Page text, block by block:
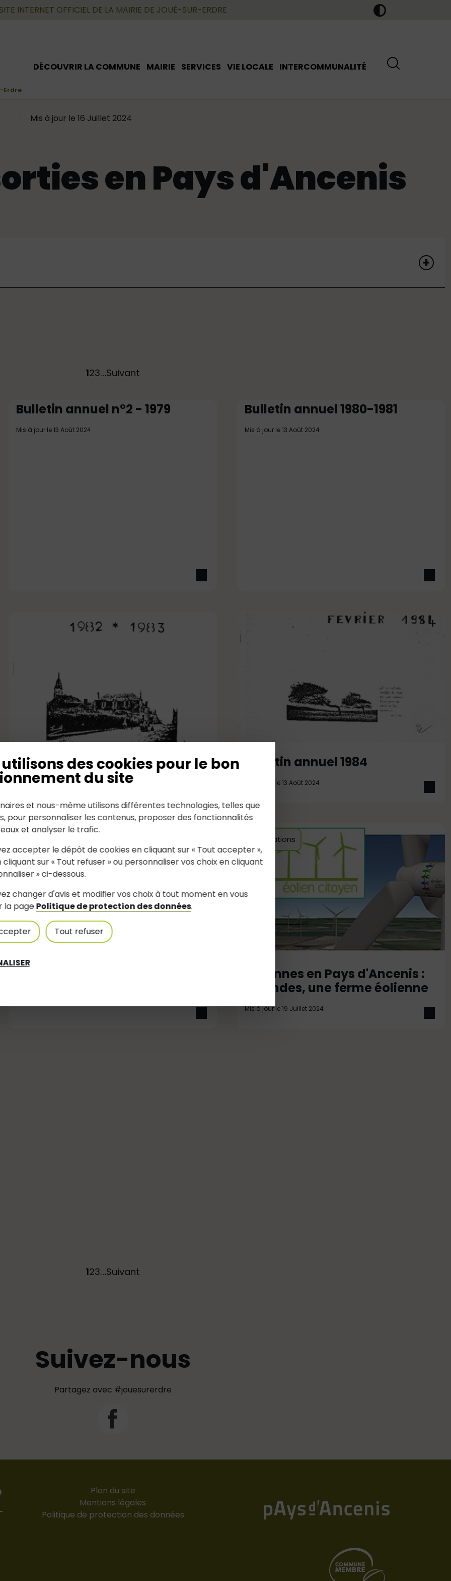
des cookies pour le bon
du site
et nous-même utilisons différentes technologies, telles que
pour personnaliser les contenus, proposer des fonctionnalités
et analyser le trafic.
accepter le dépôt de cookies en cliquant sur « Tout accepter »,
sur « Tout refuser » ou personnaliser vos choix en cliquant
» ci-dessous.
changer d'avis et modifier vos choix à tout moment en vous
la page Politique de protection des données.
Tout refuser
SITE INTERNET OFFICIEL DE LA MAIRIE DE JOUÉ-SUR-ERDRE
DÉCOUVRIR LA COMMUNE MAIRIE SERVICES VIE LOCALE INTERCOMMUNALITÉ
Erdre
Mis à jour le 16 Juillet 2024
en Pays d'Ancenis
123…Suivant
Bulletin annuel n°2 - 1979
Mis à jour le 13 Août 2024
Bulletin annuel 1980-1981
Mis à jour le 13 Août 2024
Bulletin annuel 1982-1983
Mis à jour le 13 Août 2024
Bulletin annuel 1984
Mis à jour le 13 Août 2024
Informations
Eoliennes en Pays d'Ancenis :
Eolandes, une ferme éolienne
Mis à jour le 19 Juillet 2024
123…Suivant
Suivez-nous
Partagez avec #jouesurerdre
Plan du site
Mentions légales
Politique de protection des données